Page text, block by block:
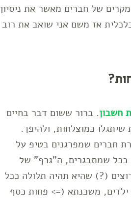
של חברים מאשר את ניסיון
אז משם אני שואב את רוב
חשבון. ברור ששום דבר בחיים
שיתגלו כמוצלחות, ולהיפך.
חברים שמפרגנים בטיפ על
שמתבגרים, ה"גרף" של
(?) שהיא תהיה תלולה ככל
אותו בחזרה פתאום בגיל 35, כשיש ילדים, משכנתא (=> פחות כסף